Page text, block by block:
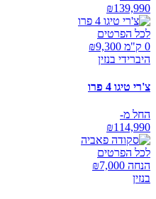
₪139,990
לכל הפרטים
0 ק"מ ₪
9,300
היברידי בנזין
צ'רי טיגו 4 פרו
החל מ-
₪114,990
לכל הפרטים
הנחה ₪ 7,000
בנזין